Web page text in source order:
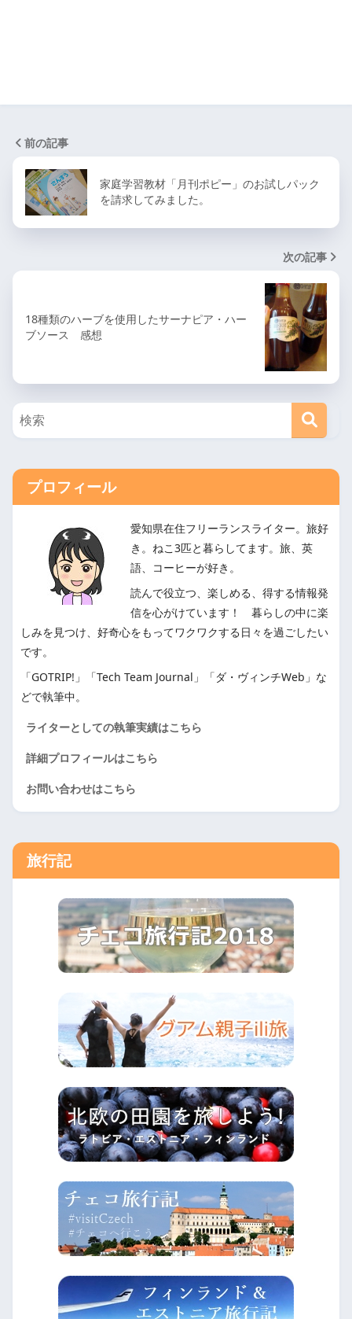
前の記事
家庭学習教材「月刊ポピー」のお試しパック
を請求してみました。
次の記事
18種類のハーブを使用したサーナピア・ハー
ブソース 感想
プロフィール
愛知県在住フリーランスライター。旅好
き。ねこ3匹と暮らしてます。旅、英
語、コーヒーが好き。
読んで役立つ、楽しめる、得する情報発
信を心がけています！ 暮らしの中に楽
しみを見つけ、好奇心をもってワクワクする日々を過ごしたい
です。
「GOTRIP!」「Tech Team Journal」「ダ・ヴィンチWeb」な
どで執筆中。
ライターとしての執筆実績はこちら
詳細プロフィールはこちら
お問い合わせはこちら
旅行記